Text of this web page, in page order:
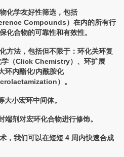
化学友好性筛选，包括
Compounds）在内的所有行
化合物的可靠性和有效性。
方法，包括但不限于：环化关环复
学（Click Chemistry）、环扩展
环内酯化/内酰胺化
）。
小宏环中间体。
剂对宏环化合物进行修饰。
，我们可以在短短 4 周内快速合成